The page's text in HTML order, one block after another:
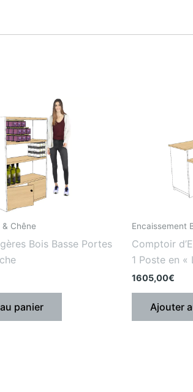
Chêne
Bois Basse Portes
panier
Encaissement
Comptoir
1 Poste en
1605,00€
Ajouter